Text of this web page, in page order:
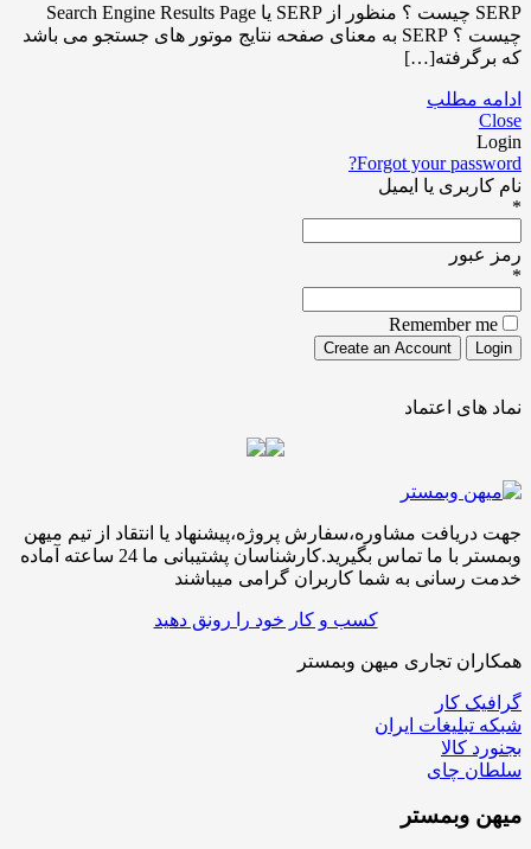
SERP چیست ؟ منظور از SERP یا Search Engine Results Page
چیست ؟ SERP به معنای صفحه نتایج موتور های جستجو می باشد
که برگرفته[…]
ادامه مطلب
Close
Login
Forgot your password?
نام کاربری یا ایمیل
*
رمز عبور
*
Remember me
نماد های اعتماد
جهت دریافت مشاوره،سفارش پروژه،پیشنهاد یا انتقاد از تیم میهن
وبمستر با ما تماس بگیرید.کارشناسان پشتیبانی ما 24 ساعته آماده
خدمت رسانی به شما کاربران گرامی میباشند
کسب و کار خود را رونق دهید
همکاران تجاری میهن وبمستر
گرافیک کار
شبکه تبلیغات ایران
بجنورد کالا
سلطان چای
میهن وبمستر